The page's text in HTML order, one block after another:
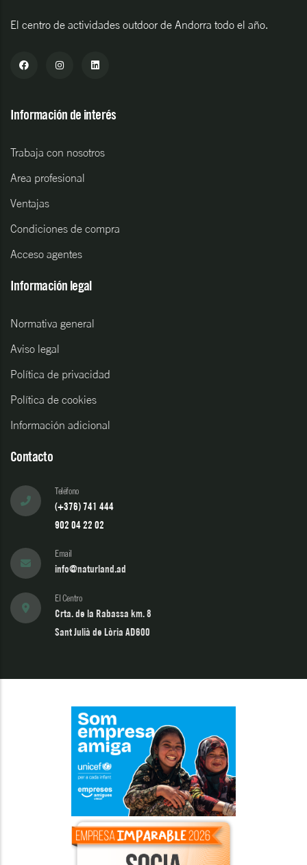
El centro de actividades outdoor de Andorra todo el año.
Información de interés
Trabaja con nosotros
Area profesional
Ventajas
Condiciones de compra
Acceso agentes
Información legal
Normativa general
Aviso legal
Política de privacidad
Política de cookies
Información adicional
Contacto
Teléfono
(+376) 741 444
902 04 22 02
Email
info@naturland.ad
El Centro
Crta. de la Rabassa km. 8
Sant Julià de Lòria AD600